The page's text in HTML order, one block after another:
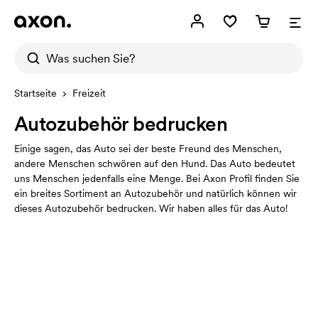
Startseite Freizeit
Autozubehör bedrucken
Einige sagen, das Auto sei der beste Freund des Menschen,
andere Menschen schwören auf den Hund. Das Auto bedeutet
uns Menschen jedenfalls eine Menge. Bei Axon Profil finden Sie
ein breites Sortiment an Autozubehör und natürlich können wir
dieses Autozubehör bedrucken. Wir haben alles für das Auto!